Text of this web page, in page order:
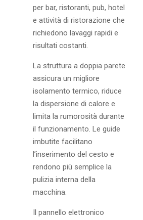
per bar, ristoranti, pub, hotel
e attività di ristorazione che
richiedono lavaggi rapidi e
risultati costanti.
La struttura a doppia parete
assicura un migliore
isolamento termico, riduce
la dispersione di calore e
limita la rumorosità durante
il funzionamento. Le guide
imbutite facilitano
l’inserimento del cesto e
rendono più semplice la
pulizia interna della
macchina.
Il pannello elettronico